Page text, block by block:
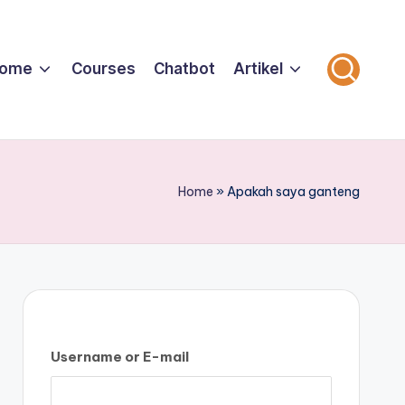
Courses Chatbot Artikel
Home »Apakah saya ganteng
Username or E-mail